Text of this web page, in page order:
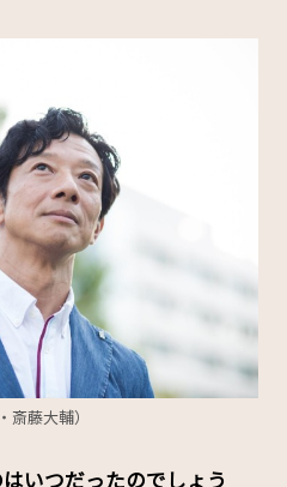
斎藤大輔）
はいつだったのでしょう